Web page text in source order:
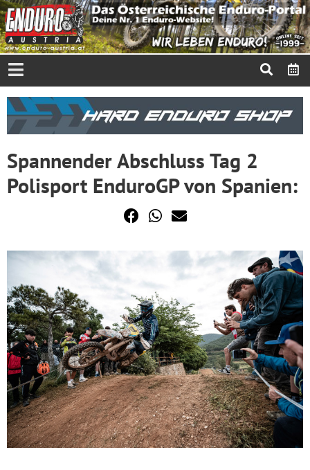
Spannender Abschluss Tag 2
Polisport EnduroGP von Spanien: